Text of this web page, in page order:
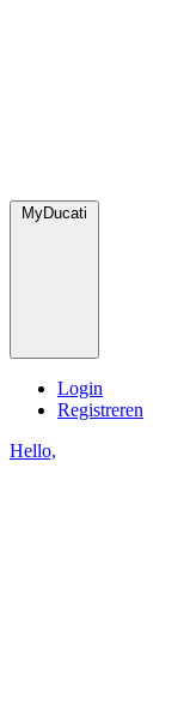
MyDucati
Login
Registreren
Hello,